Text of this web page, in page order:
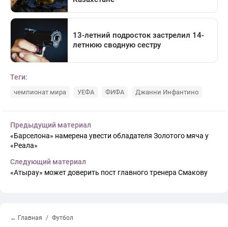
Теги:
чемпионат мира УЕФА ФИФА Джанни Инфантино
Предыдущий материал
«Барселона» намерена увести обладателя Золотого мяча у
«Реала»
Следующий материал
«Атырау» может доверить пост главного тренера Смакову
← Главная Футбол